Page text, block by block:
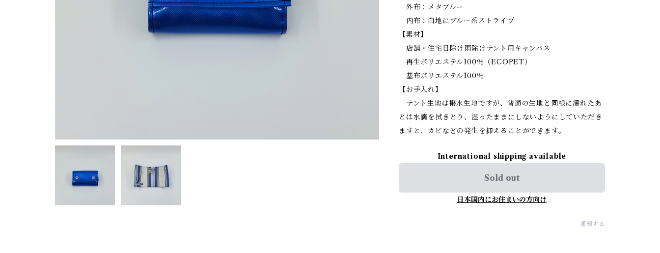
外布：メタブルー
内布：白地にブルー系ストライプ
【素材】
店舗・住宅日除け雨除けテント用キャンバス
再生ポリエステル100％（ECOPET）
基布ポリエステル100％
【お手入れ】
テント生地は撥水生地ですが、普通の生地と同様に濡れたあ
とは水滴を拭きとり、湿ったままにしないようにしていただき
ますと、カビなどの発生を抑えることができます。
International shipping available
Sold out
日本国内にお住まいの方向け
通報する